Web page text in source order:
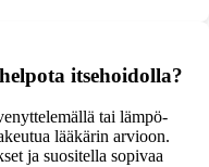
itsehoidolla?
tai lämpö-
lääkärin arvioon.
ja suositella sopivaa